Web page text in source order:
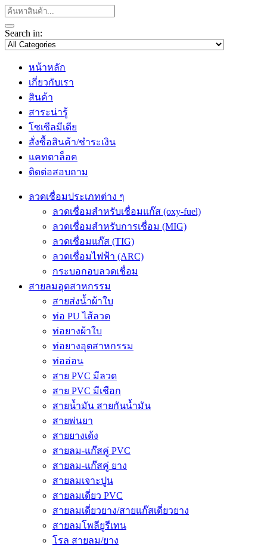
Search in:
หน้าหลัก
เกี่ยวกับเรา
สินค้า
สาระน่ารู้
โซเซีลมีเดีย
สั่งซื้อสินค้า/ชำระเงิน
แคทตาล็อค
ติดต่อสอบถาม
ลวดเชื่อมประเภทต่าง ๆ
ลวดเชื่อมสำหรับเชื่อมแก๊ส (oxy-fuel)
ลวดเชื่อมสำหรับการเชื่อม (MIG)
ลวดเชื่อมแก๊ส (TIG)
ลวดเชื่อมไฟฟ้า (ARC)
กระบอกอบลวดเชื่อม
สายลมอุตสาหกรรม
สายส่งน้ำผ้าใบ
ท่อ PU ไส้ลวด
ท่อยางผ้าใบ
ท่อยางอุตสาหกรรม
ท่ออ่อน
สาย PVC มีลวด
สาย PVC มีเชือก
สายน้ำมัน สายกันน้ำมัน
สายพ่นยา
สายยางเด้ง
สายลม-แก๊สคู่ PVC
สายลม-แก๊สคู่ ยาง
สายลมเจาะปูน
สายลมเดี่ยว PVC
สายลมเดี่ยวยาง/สายแก๊สเดี่ยวยาง
สายลมโพลียูรีเทน
โรล สายลม/ยาง